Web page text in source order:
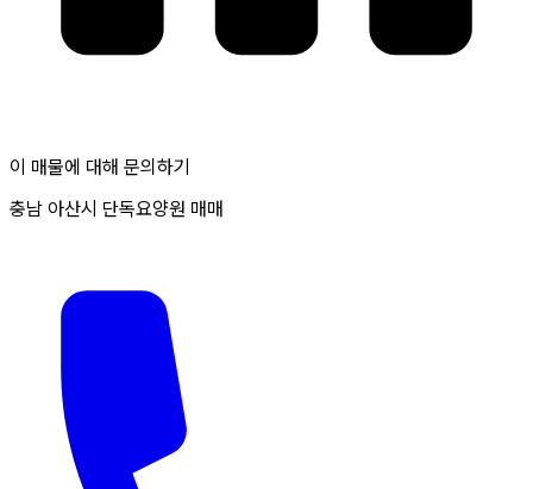
이 매물에 대해 문의하기
충남 아산시 단독요양원 매매